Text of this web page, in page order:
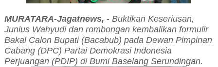
MURATARA-Jagatnews, - Buktikan Keseriusan,
Junius Wahyudi dan rombongan kembalikan formulir
Bakal Calon Bupati (Bacabub) pada Dewan Pimpinan
Cabang (DPC) Partai Demokrasi Indonesia
Perjuangan (PDIP) di Bumi Baselang Serundingan.